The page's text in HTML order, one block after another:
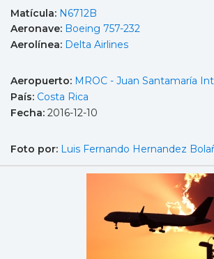
Matícula: N6712B
Aeronave: Boeing 757-232
Aerolínea: Delta Airlines
Aeropuerto: MROC - Juan Santamaría
País: Costa Rica
Fecha: 2016-12-10
Foto por: Luis Fernando Hernandez